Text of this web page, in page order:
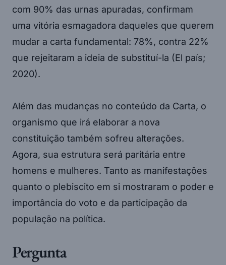
com 90% das urnas apuradas, confirmam
uma vitória esmagadora daqueles que querem
mudar a carta fundamental: 78%, contra 22%
que rejeitaram a ideia de substituí-la (El país;
2020).
Além das mudanças no conteúdo da Carta, o
organismo que irá elaborar a nova
constituição também sofreu alterações.
Agora, sua estrutura será paritária entre
homens e mulheres. Tanto as manifestações
quanto o plebiscito em si mostraram o poder e
importância do voto e da participação da
população na política.
Pergunta